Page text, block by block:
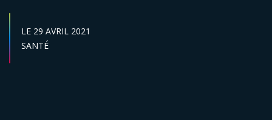
LE DATE DE DÉBUT :
29 AVRIL 2021
Secteur :
SANTÉ